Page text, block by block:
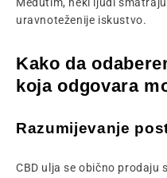
Međutim, neki ljudi
uravnoteženije iskustvo.
Kako da
koja odgovara
Razumijevanje
CBD ulja se obično prodaju s